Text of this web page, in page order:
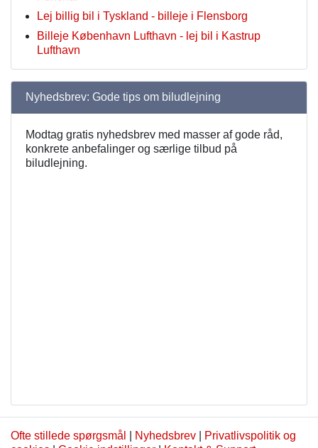
Lej billig bil i Tyskland - billeje i Flensborg
Billeje København Lufthavn - lej bil i Kastrup
Lufthavn
Nyhedsbrev: Gode tips om biludlejning
Modtag gratis nyhedsbrev med masser af gode råd,
konkrete anbefalinger og særlige tilbud på
biludlejning.
Ofte stillede spørgsmål Nyhedsbrev
Privatlivspolitik og